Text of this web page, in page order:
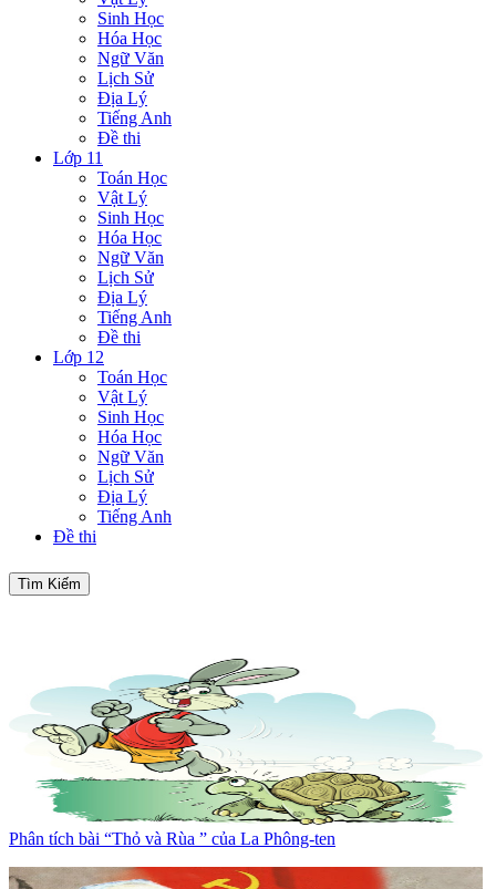
Sinh Học
Hóa Học
Ngữ Văn
Lịch Sử
Địa Lý
Tiếng Anh
Đề thi
Lớp 11
Toán Học
Vật Lý
Sinh Học
Hóa Học
Ngữ Văn
Lịch Sử
Địa Lý
Tiếng Anh
Đề thi
Lớp 12
Toán Học
Vật Lý
Sinh Học
Hóa Học
Ngữ Văn
Lịch Sử
Địa Lý
Tiếng Anh
Đề thi
Tìm Kiếm
Phân tích bài “Thỏ và Rùa ” của La Phông-ten